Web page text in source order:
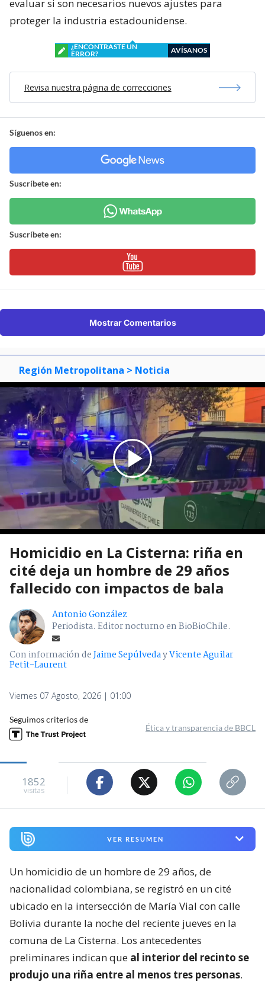
evaluar si son necesarios nuevos ajustes para
proteger la industria estadounidense.
¿ENCONTRASTE UN
ERROR?
AVÍSANOS
Revisa nuestra página de correcciones
Síguenos en:
Suscríbete en:
Suscríbete en:
Mostrar Comentarios
Región Metropolitana > Noticia
Homicidio en La Cisterna: riña en
cité deja un hombre de 29 años
fallecido con impactos de bala
Antonio González
Periodista. Editor nocturno en BioBioChile.
Con información deJaime SepúlvedayVicente Aguilar
Petit-Laurent
Viernes 07 Agosto, 2026 | 01:00
Seguimos criterios de
Ética y transparencia de BBCL
1852
visitas
VER RESUMEN
Un homicidio de un hombre de 29 años, de
nacionalidad colombiana, se registró en un cité
ubicado en la intersección de María Vial con calle
Bolivia durante la noche del reciente jueves en la
comuna de La Cisterna. Los antecedentes
preliminares indican que al interior del recinto se
produjo una riña entre al menos tres personas.